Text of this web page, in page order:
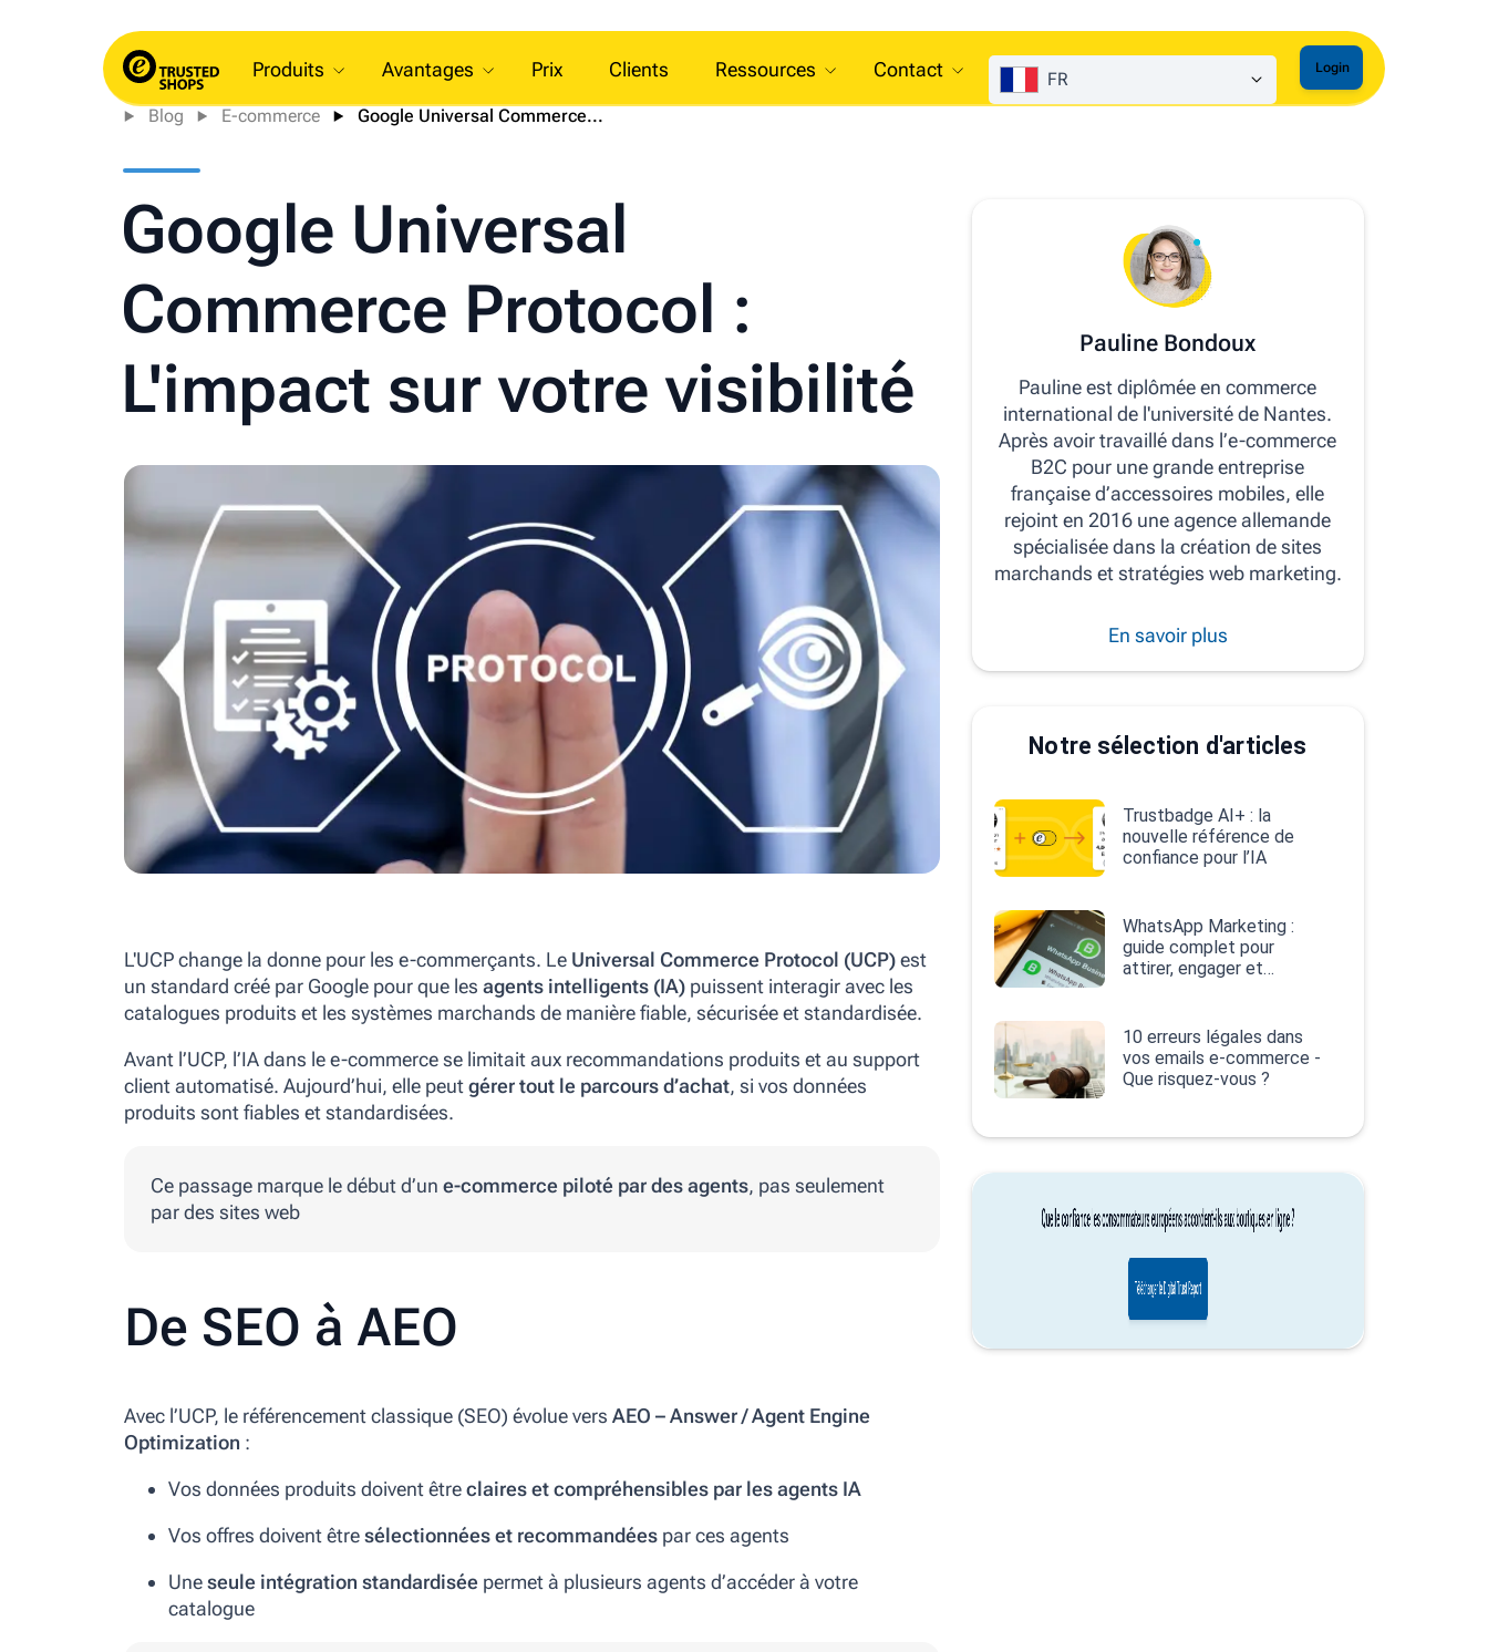
Produits Avantages Prix Clients Ressources Contact FR
Login
Blog E-commerce Google Universal Commerce...
Google Universal
Commerce Protocol :
L'impact sur votre visibilité
L'UCP change la donne pour les e-commerçants. Le Universal Commerce Protocol (UCP)est
un standard créé par Google pour que les agents intelligents (IA) puissent interagir avec les
catalogues produits et les systèmes marchands de manière fiable, sécurisée et standardisée.
Avant l’UCP, l’IA dans le e-commerce se limitait aux recommandations produits et au support
client automatisé. Aujourd’hui, elle peutgérer tout le parcours d’achat, si vos données
produits sont fiables et standardisées.
Ce passage marque le début d’un e-commerce piloté par des agents, pas seulement
par des sites web
De SEO à AEO
Avec l’UCP, le référencement classique (SEO) évolue vers AEO – Answer / Agent Engine
Optimization :
Vos données produits doivent êtreclaires et compréhensibles par les agents IA
Vos offres doivent êtresélectionnées et recommandées par ces agents
Uneseule intégration standardisée permet à plusieurs agents d’accéder à votre
catalogue
Pauline Bondoux
Pauline est diplômée en commerce
international de l'université de Nantes.
Après avoir travaillé dans l’e-commerce
B2C pour une grande entreprise
française d’accessoires mobiles, elle
rejoint en 2016 une agence allemande
spécialisée dans la création de sites
marchands et stratégies web marketing.
En savoir plus
Notre sélection d'articles
Trustbadge AI+ : la
nouvelle référence de
confiance pour l’IA
WhatsApp Marketing :
guide complet pour
attirer, engager et
10 erreurs légales dans
vos emails e‑commerce -
Que risquez-vous ?